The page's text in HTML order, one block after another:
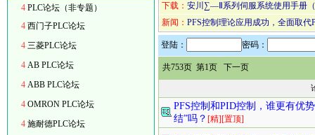
4 PLC论坛（非专题）
4 西门子PLC论坛
4 三菱PLC论坛
4 AB PLC论坛
4 ABB PLC论坛
4 OMRON PLC论坛
4 施耐德PLC论坛
下载： 安川∑―Ⅱ系列伺服系统使用手册
新闻： PFS控制理论应用成功，全面取代
登陆： 密码：
共753页 第1页 下一页
PFS控制和PID控制，谁更有优
结”吗？ [精][置顶]